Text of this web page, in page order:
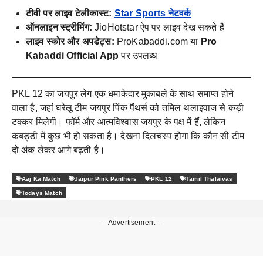
टीवी पर लाइव टेलीकास्ट: Star Sports नेटवर्क
ऑनलाइन स्ट्रीमिंग: JioHotstar ऐप पर लाइव देख सकते हैं
लाइव स्कोर और अपडेट्स: ProKabaddi.com या Pro
Kabaddi Official App पर उपलब्ध
PKL 12 का जयपुर लेग एक धमाकेदार मुकाबले के साथ समाप्त होने
वाला है, जहां घरेलू टीम जयपुर पिंक पैंथर्स को तमिल थलाइवाज से कड़ी
टक्कर मिलेगी। फॉर्म और आत्मविश्वास जयपुर के पक्ष में हैं, लेकिन
कबड्डी में कुछ भी हो सकता है। देखना दिलचस्प होगा कि कौन सी टीम
दो अंक लेकर आगे बढ़ती है।
Aaj Ka Match Jaipur Pink Panthers PKL 12 Tamil Thalaivas
Todays Match
---Advertisement---